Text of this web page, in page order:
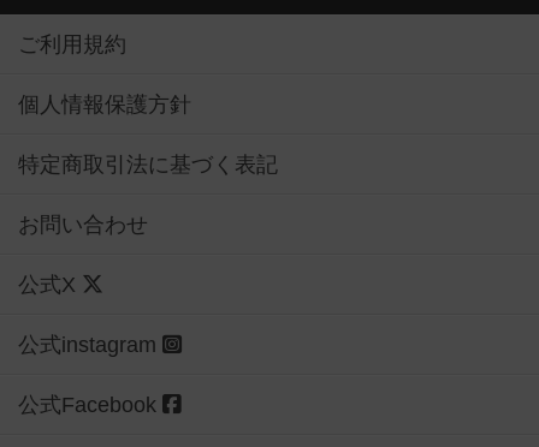
ご利用規約
個人情報保護方針
特定商取引法に基づく表記
お問い合わせ
公式X
公式instagram
公式Facebook